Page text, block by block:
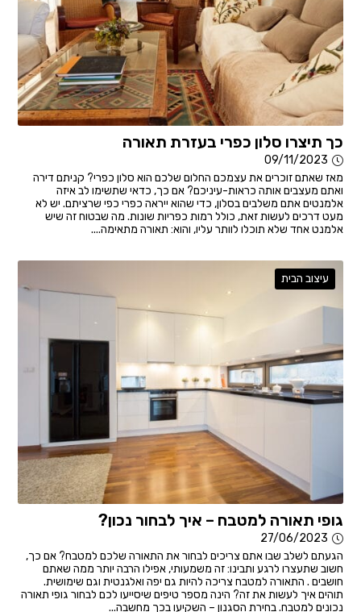
כך תיצרו סלון כפרי בעזרת תאורה
09/11/2023
מאז שאתם זוכרים את עצמכם החלום שלכם הוא סלון כפרי? קניתם דירה
ואתם מעצבים אותה כראות-עיניכם? אם כך, כדאי שתשימו לב איזה
אלמנטים אתם משלבים בסלון, כדי שהוא ייראה כפרי כפי שרציתם. יש לא
מעט דרכים לעשות זאת, כולל רמות כפריות שונות. מה שבטוח זה שיש
אלמנט אחד שלא תוכלו לוותר עליו, והוא: תאורה מתאימה....
עיצוב הבית
גופי תאורה למטבח – איך לבחור נכון?
27/06/2023
הגעתם לשלב שבו אתם צריכים לבחור את התאורה שלכם למטבח? אם כך,
חשוב שתעצרו לרגע ותבינו: זה משמעותי, אפילו הרבה יותר ממה שאתם
חושבים . התאורה למטבח צריכה להיות גם יפה ואלגנטית וגם שימושית.
תוהים איך לעשות את זה? הינה מספר טיפים שיסייעו לכם לבחור גופי תאורה
נכונים למטבח. בחירת הסגנון – השקיעו בכך מחשבה...